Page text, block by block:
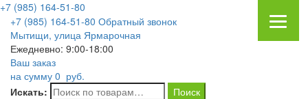
+7 (985) 164-51-80
+7 (985) 164-51-80 Обратный звонок
Мытищи, улица Ярмарочная
Ежедневно: 9:00-18:00
Ваш заказ
на сумму 0 руб.
Искать: